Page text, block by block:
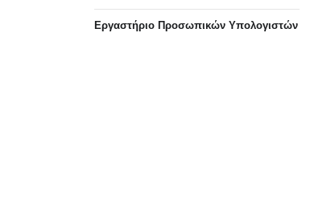
Eργαστήριo Προσωπικών Υπολογιστών